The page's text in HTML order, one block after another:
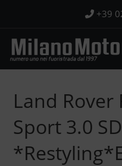
contenuto
+39
Land Rover
Sport 3.0